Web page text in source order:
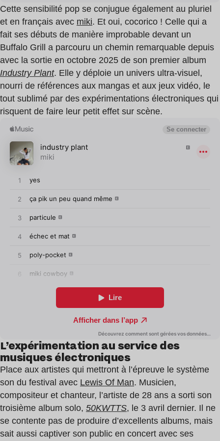
Cette sensibilité pop se conjugue également au pluriel
et en français avec miki. Et oui, cocorico ! Celle qui a
fait ses débuts de manière improbable devant un
Buffalo Grill a parcouru un chemin remarquable depuis
avec la sortie en octobre 2025 de son premier album
Industry Plant. Elle y déploie un univers ultra-visuel,
nourri de références aux mangas et aux jeux vidéo, le
tout sublimé par des expérimentations électroniques qui
risquent de faire leur petit effet sur scène.
L’expérimentation au service des
musiques électroniques
Place aux artistes qui mettront à l’épreuve le système
son du festival avec Lewis Of Man. Musicien,
compositeur et chanteur, l’artiste de 28 ans a sorti son
troisième album solo, 50KWTTS, le 3 avril dernier. Il ne
se contente pas de produire d’excellents albums, mais
sait aussi captiver son public en concert avec ses